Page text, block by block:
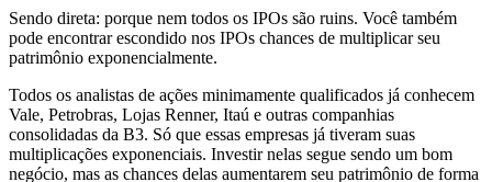
Sendo direta: porque nem todos os IPOs são ruins. Você também
pode encontrar escondido nos IPOs chances de multiplicar seu
patrimônio exponencialmente.
Todos os analistas de ações minimamente qualificados já conhecem
Vale, Petrobras, Lojas Renner, Itaú e outras companhias
consolidadas da B3. Só que essas empresas já tiveram suas
multiplicações exponenciais. Investir nelas segue sendo um bom
negócio, mas as chances delas aumentarem seu patrimônio de forma